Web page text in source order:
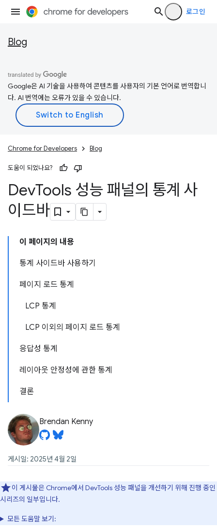
로그인
Blog
Google은 AI 기술을 사용하여 콘텐츠를 사용자의 기본 언어로 번역합니
다. AI 번역에는 오류가 있을 수 있습니다.
Chrome for Developers Blog
도움이 되었나요?
DevTools 성능 패널의 통계 사
이드바
이 페이지의 내용
통계 사이드바 사용하기
페이지 로드 통계
LCP 통계
LCP 이외의 페이지 로드 통계
응답성 통계
레이아웃 안정성에 관한 통계
결론
Brendan Kenny
게시일: 2025년 4월 2일
이 게시물은 Chrome에서 DevTools 성능 패널을 개선하기 위해 진행 중인
시리즈의 일부입니다.
모든 도움말 보기: